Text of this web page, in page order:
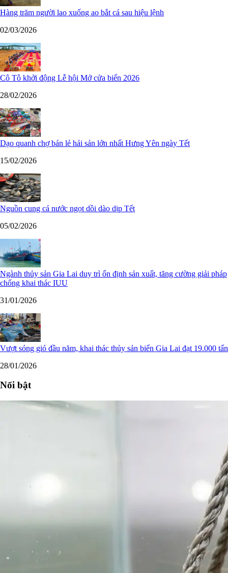
Hàng trăm người lao xuống ao bắt cá sau hiệu lệnh
02/03/2026
Cô Tô khởi động Lễ hội Mở cửa biển 2026
28/02/2026
Dạo quanh chợ bán lẻ hải sản lớn nhất Hưng Yên ngày Tết
15/02/2026
Nguồn cung cá nước ngọt dồi dào dịp Tết
05/02/2026
Ngành thủy sản Gia Lai duy trì ổn định sản xuất, tăng cường giải pháp
chống khai thác IUU
31/01/2026
Vượt sóng gió đầu năm, khai thác thủy sản biển Gia Lai đạt 19.000 tấn
28/01/2026
Nổi bật